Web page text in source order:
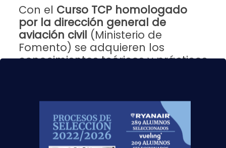
Con el Curso TCP homologado
por la dirección general de
aviación civil (Ministerio de
Fomento) se adquieren los
conocimientos teóricos y prácticos
de vuelo. Además, permite
certificarse como TCP en
cualquiera de los países de la
Unión Europea.